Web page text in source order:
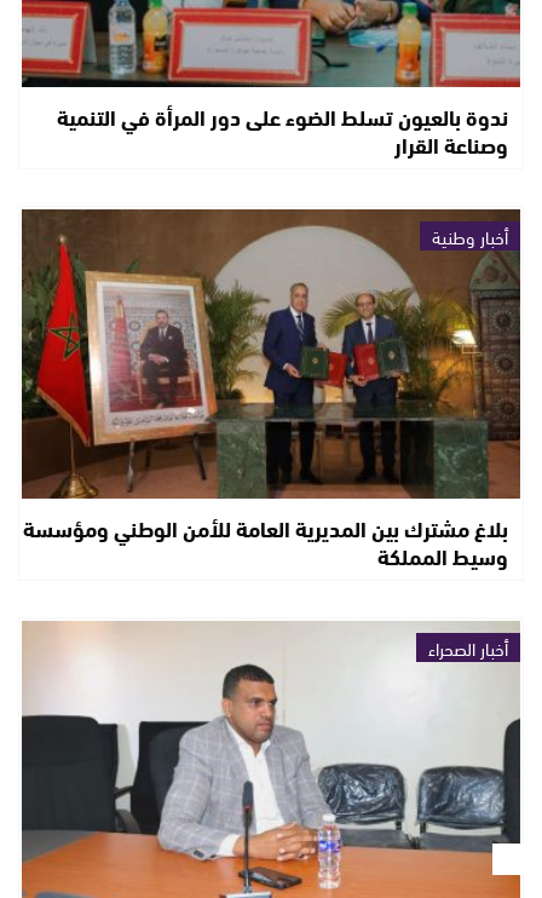
ندوة بالعيون تسلط الضوء على دور المرأة في التنمية
وصناعة القرار
أخبار وطنية
بلاغ مشترك بين المديرية العامة للأمن الوطني ومؤسسة
وسيط المملكة
أخبار الصحراء